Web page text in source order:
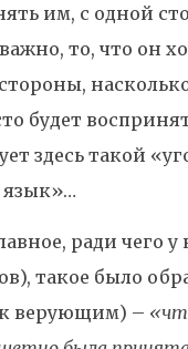
им, с одной
то, что он
будет
здесь такой
язык»…
ради чего у
такое было
верующим) –